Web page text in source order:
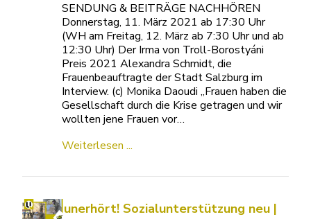
SENDUNG & BEITRÄGE NACHHÖREN
Donnerstag, 11. März 2021 ab 17:30 Uhr
(WH am Freitag, 12. März ab 7:30 Uhr und ab
12:30 Uhr) Der Irma von Troll-Borostyáni
Preis 2021 Alexandra Schmidt, die
Frauenbeauftragte der Stadt Salzburg im
Interview. (c) Monika Daoudi „Frauen haben die
Gesellschaft durch die Krise getragen und wir
wollten jene Frauen vor…
Weiterlesen ...
unerhört! Sozialunterstützung neu |